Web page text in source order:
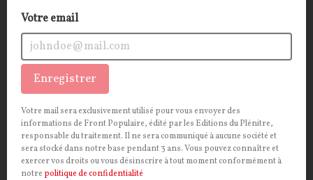
SOCIÉTÉÉCOLE
Votre email
Enregistrer
Votre mail sera exclusivement utilisé pour vous envoyer des
informations de Front Populaire, édité par les Editions du Plénitre,
responsable du traitement. Il ne sera communiqué à aucune société et
sera stocké dans notre base pendant 3 ans. Vous pouvez connaître et
exercer vos droits ou vous désinscrire à tout moment conformément à
notre politique de confidentialité